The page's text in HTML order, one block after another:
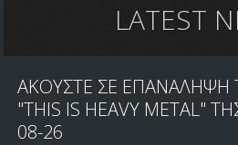
ΤΟΥΣ
ΣΤΗΝ
LIVE
SHOWS
LATEST
ΑΚΟΥΣΤΕ ΣΕ
"THIS IS HEAVY METAL"
08-26